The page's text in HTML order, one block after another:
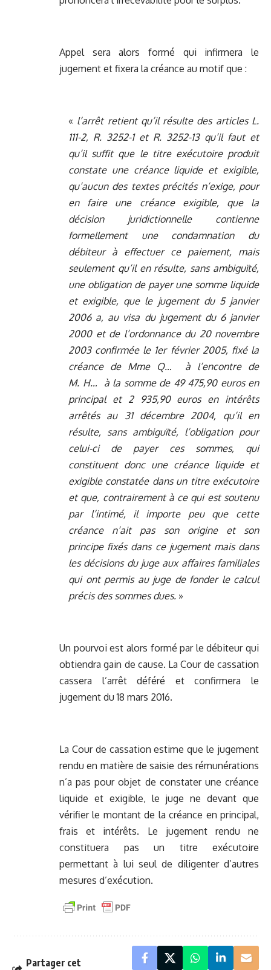
Appel sera alors formé qui infirmera le
jugement et fixera la créance au motif que :
« l’arrêt retient qu’il résulte des articles L.
111-2, R. 3252-1 et R. 3252-13 qu’il faut et
qu’il suffit que le titre exécutoire produit
constate une créance liquide et exigible,
qu’aucun des textes précités n’exige, pour
en faire une créance exigible, que la
décision juridictionnelle contienne
formellement une condamnation du
débiteur à effectuer ce paiement, mais
seulement qu’il en résulte, sans ambiguïté,
une obligation de payer une somme liquide
et exigible, que le jugement du 5 janvier
2006 a, au visa du jugement du 6 janvier
2000 et de l’ordonnance du 20 novembre
2003 confirmée le 1er février 2005, fixé la
créance de Mme Q…
à l’encontre de
M. H…
à la somme de 49 475,90 euros en
principal et 2 935,90 euros en intérêts
arrêtés au 31 décembre 2004, qu’il en
résulte, sans ambiguïté, l’obligation pour
celui-ci de payer ces sommes, qui
constituent donc une créance liquide et
exigible constatée dans un titre exécutoire
et que, contrairement à ce qui est soutenu
par l’intimé, il importe peu que cette
créance n’ait pas son origine et son
principe fixés dans ce jugement mais dans
les décisions du juge aux affaires familiales
qui ont permis au juge de fonder le calcul
précis des sommes dues. »
Un pourvoi est alors formé par le débiteur qui
obtiendra gain de cause. La Cour de cassation
cassera l’arrêt déféré et confirmera le
jugement du 18 mars 2016.
La Cour de cassation estime que le jugement
rendu en matière de saisie des rémunérations
n’a pas pour objet de constater une créance
liquide et exigible, le juge ne devant que
vérifier le montant de la créance en principal,
frais et intérêts. Le jugement rendu ne
constituera pas un titre exécutoire
permettant à lui seul de diligenter d’autres
mesures d’exécution.
Partager cet